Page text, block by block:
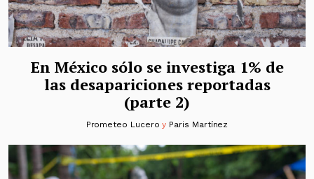
En México sólo se investiga 1% de
las desapariciones reportadas
(parte 2)
Prometeo Lucero y Paris Martínez